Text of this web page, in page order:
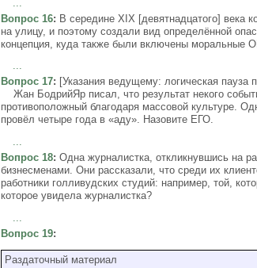
Вопрос 16: В середине XIX [девятнадцатого] века
на улицу, и поэтому создали вид определённой
концепция, куда также были включены моральные
...
Вопрос 17: [Указания ведущему: логическая пауза
Жан БодрийЯр писал, что результат некого
противоположный благодаря массовой культуре.
провёл четыре года в «аду». Назовите ЕГО.
...
Вопрос 18: Одна журналистка, откликнувшись на
бизнесменами. Они рассказали, что среди их
работники голливудских студий: например, той,
которое увидела журналистка?
...
Вопрос 19:
Раздаточный материал